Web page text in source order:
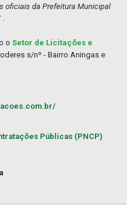
oficiais da Prefeitura Municipal
.
o Setor de Licitações e
s/nº - Bairro Aningas e
Públicas (PNCP)